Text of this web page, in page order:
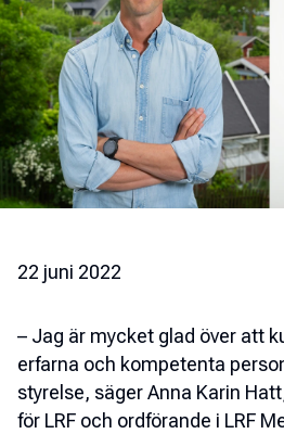
22 juni 2022
– Jag är mycket glad över att
erfarna och kompetenta
styrelse, säger Anna Karin
för LRF och ordförande i LRF